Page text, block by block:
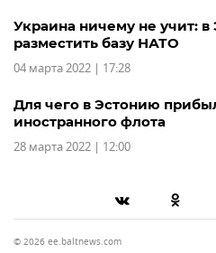
Украина ничему не учит:
разместить базу НАТО
04 марта 2022 | 17:28
Для чего в Эстонию
иностранного флота
28 марта 2022 | 12:00
© 2026 ee.baltnews.com